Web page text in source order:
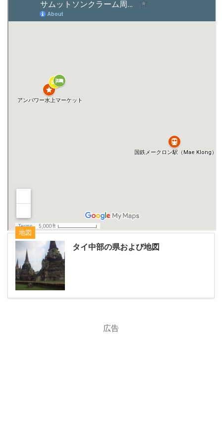
地図
タイ中部の県および地図
広告